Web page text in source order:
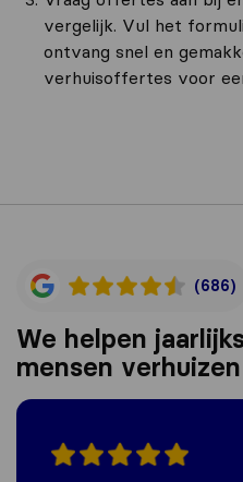
vergelijk. Vul het
ontvang snel en
verhuisoffertes voor
(686)
We helpen
mensen verhuizen